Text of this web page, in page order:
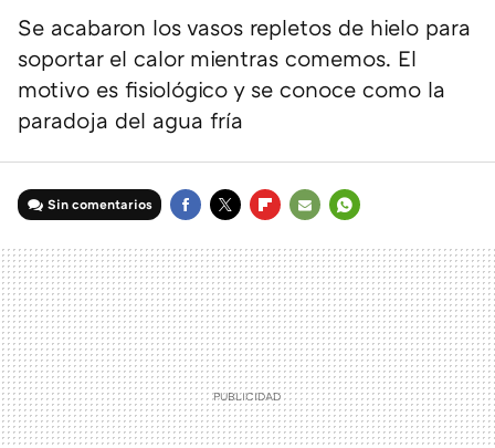
Se acabaron los vasos repletos de hielo para
soportar el calor mientras comemos. El
motivo es fisiológico y se conoce como la
paradoja del agua fría
Sin comentarios
MAIL